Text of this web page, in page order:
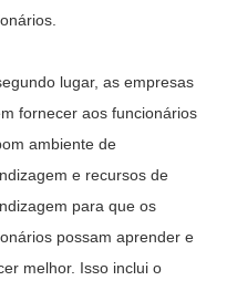
lugar, as empresas
fornecer aos funcionários
ambiente de
e recursos de
para que os
possam aprender e
melhor. Isso inclui o